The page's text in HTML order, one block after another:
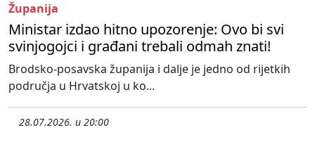
Županija
Ministar izdao hitno upozorenje: Ovo bi svi
svinjogojci i građani trebali odmah znati!
Brodsko-posavska županija i dalje je jedno od rijetkih
područja u Hrvatskoj u ko...
28.07.2026. u 20:00